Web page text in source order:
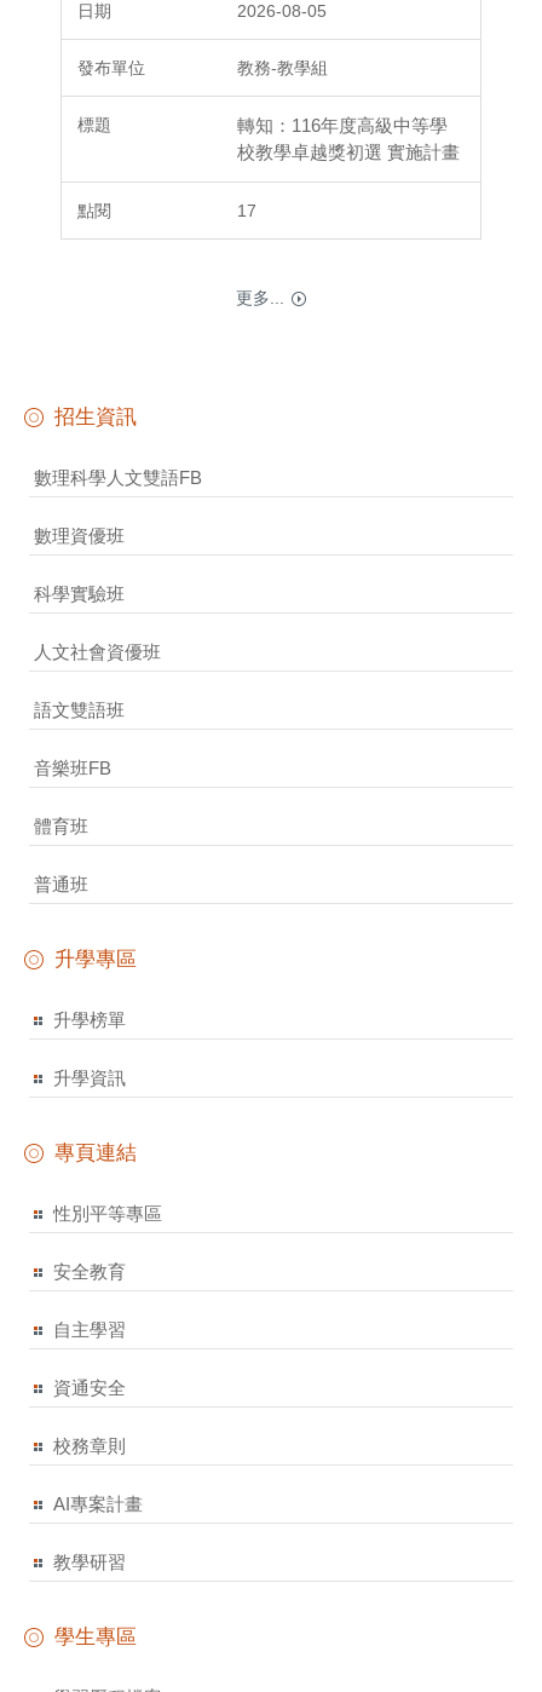
2026-08-05
教務-教學組
轉知：116年度高級中等學
校教學卓越獎初選 實施計畫
17
更多...
招生資訊
數理科學人文雙語FB
數理資優班
科學實驗班
人文社會資優班
語文雙語班
音樂班FB
體育班
普通班
升學專區
升學榜單
升學資訊
專頁連結
性別平等專區
安全教育
自主學習
資通安全
校務章則
AI專案計畫
教學研習
學生專區